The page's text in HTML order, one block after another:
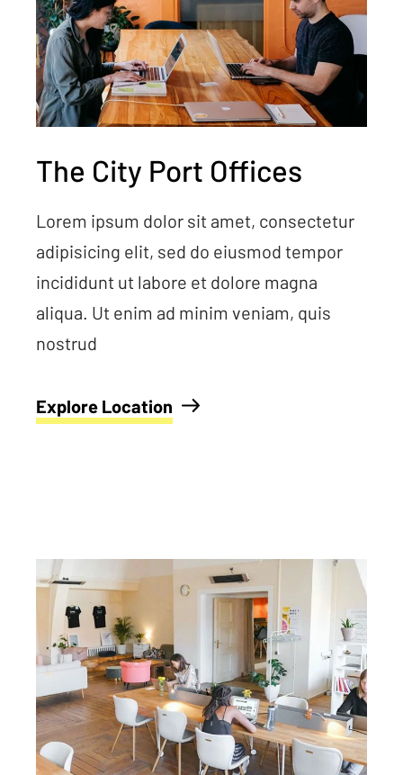
The City Port Offices
Lorem ipsum dolor sit amet, consectetur
adipisicing elit, sed do eiusmod tempor
incididunt ut labore et dolore magna
aliqua. Ut enim ad minim veniam, quis
nostrud
Explore Location